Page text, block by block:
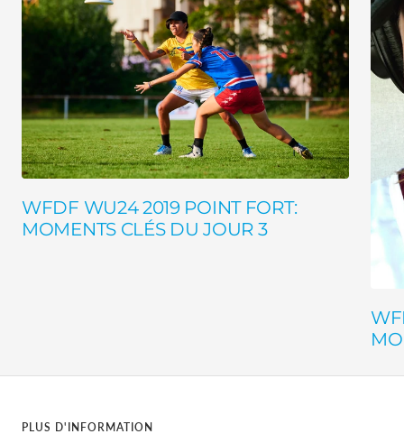
WFDF WU24 2019 POINT FORT:
MOMENTS CLÉS DU JOUR 3
PLUS D'INFORMATION